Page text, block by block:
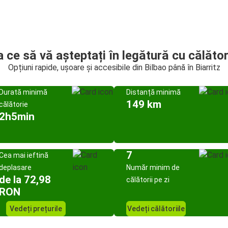
ce să vă așteptați în legătură cu
Opțiuni rapide, ușoare și accesibile din Bilbao până în Biarritz
minimă
Distanță minimă
149 km
mai ieftină
la 72,98
Vedeți prețurile
7
Număr minim de
călătorii pe zi
Vedeți călătoriile